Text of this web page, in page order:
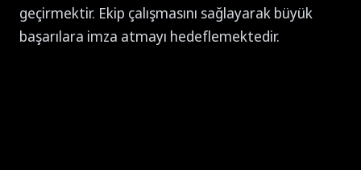
geçirmektir. Ekip çalışmasını sağlayarak büyük
başarılara imza atmayı hedeflemektedir.